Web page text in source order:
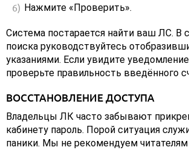
Нажмите «Проверить».
Система постарается найти ваш ЛС. В
поиска руководствуйтесь
указаниями. Если увидите
проверьте правильность введённого
ВОССТАНОВЛЕНИЕ ДОСТУПА
Владельцы ЛК часто забывают
кабинету пароль. Порой ситуация
паники. Мы не рекомендуем читателям